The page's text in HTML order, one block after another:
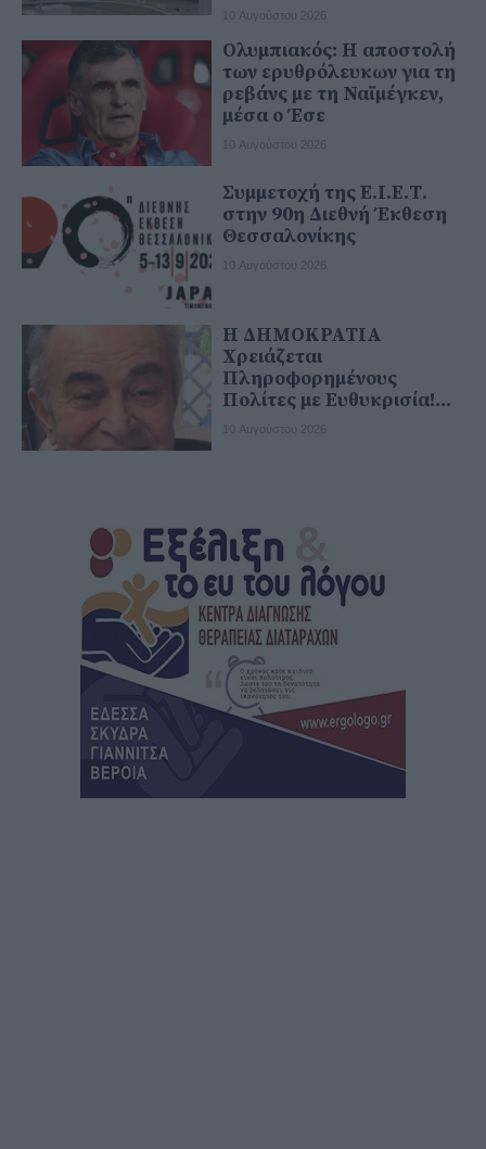
10 Αυγούστου 2026
Ολυμπιακός: Η αποστολή
των ερυθρόλευκων για τη
ρεβάνς με τη Ναϊμέγκεν,
μέσα ο Έσε
10 Αυγούστου 2026
Συμμετοχή της Ε.Ι.Ε.Τ.
στην 90η Διεθνή Έκθεση
Θεσσαλονίκης
10 Αυγούστου 2026
Η ΔΗΜΟΚΡΑΤΙΑ
Χρειάζεται
Πληροφορημένους
Πολίτες με Ευθυκρισία!...
10 Αυγούστου 2026